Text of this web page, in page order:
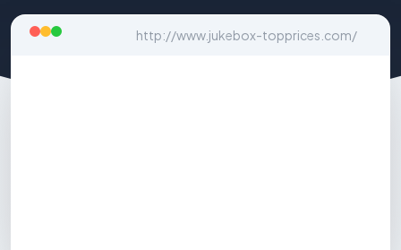
http://www.jukebox-topprices.com/